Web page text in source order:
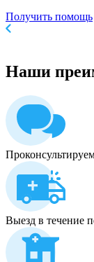
Получить помощь
Наши
Выезд в течение